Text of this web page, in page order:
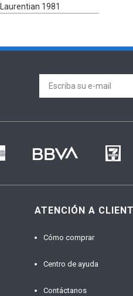
Laurentian 1981
ATENCIÓN A
Cómo comprar
Centro de ayuda
Contáctanos